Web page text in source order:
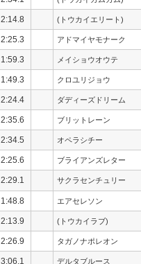
2:14.8 (トウカイエリート)
2:25.3 アドマイヤモナーク
1:59.3 メイショウオウテ
1:49.3 クロユリジョウ
2:24.4 ダディーズドリーム
2:35.6 ブリットレーン
2:34.5 オペラシチー
2:25.6 ブライアンズレター
2:29.1 サクラセンチュリー
1:48.8 エアセレソン
2:13.9 (トウカイラブ)
2:26.9 タガノナポレオン
3:06.1 デルタブルース